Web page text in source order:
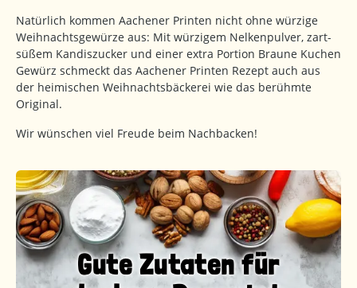
Natürlich kommen Aachener Printen nicht ohne würzige
Weihnachtsgewürze aus: Mit würzigem Nelkenpulver, zart-
süßem Kandiszucker und einer extra Portion Braune Kuchen
Gewürz schmeckt das Aachener Printen Rezept auch aus
der heimischen Weihnachtsbäckerei wie das berühmte
Original.
Wir wünschen viel Freude beim Nachbacken!
Gute Zutaten für